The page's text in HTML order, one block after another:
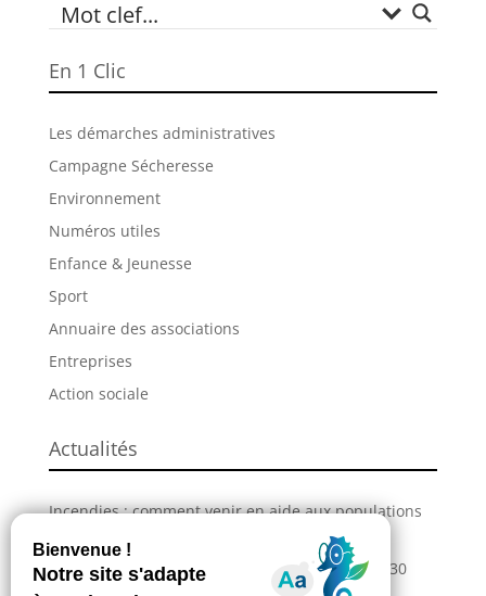
En 1 Clic
Les démarches administratives
Campagne Sécheresse
Environnement
Numéros utiles
Enfance & Jeunesse
Sport
Annuaire des associations
Entreprises
Action sociale
Actualités
Incendies : comment venir en aide aux populations
La Grande Fête de L’Union revient les 28, 29 et 30